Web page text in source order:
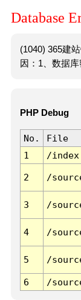
Database
(1040) 365建
因：1、数据
PHP Debug
No. File
1
/
2 /
3 /
4 /
5 /
6 /